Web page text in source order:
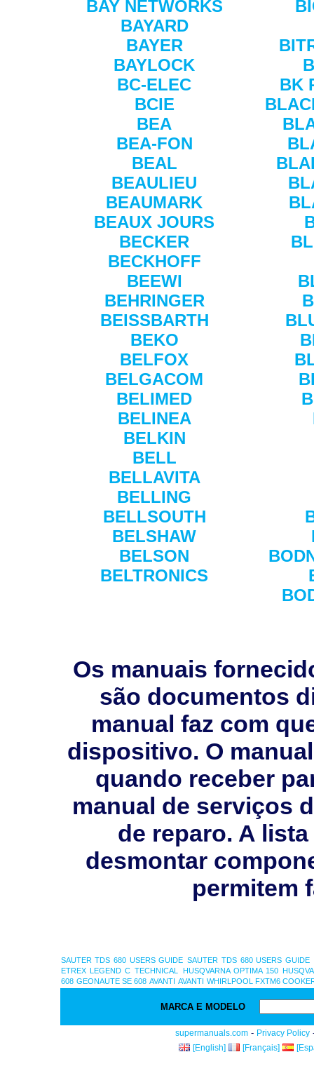
BAY NETWORKS
BAYARD
BAYER
BAYLOCK
BC-ELEC
BCIE
BEA
BEA-FON
BEAL
BEAULIEU
BEAUMARK
BEAUX JOURS
BECKER
BECKHOFF
BEEWI
BEHRINGER
BEISSBARTH
BEKO
BELFOX
BELGACOM
BELIMED
BELINEA
BELKIN
BELL
BELLAVITA
BELLING
BELLSOUTH
BELSHAW
BELSON
BELTRONICS
BK
Os manuais
são documentos
manual faz com
dispositivo. O
quando receber
manual de serviços
de reparo. A
desmontar
permitem
SAUTER TDS 680 USERS GUIDE SAUTER TDS 680 USERS GUIDE
ETREX LEGEND C TECHNICAL HUSQVARNA OPTIMA 150
608 GEONAUTE SE 608 AVANTI AVANTI WHIRLPOOL FXTM6
MARCA E MODELO
supermanuals.com - Privacy Policy
[English] [Français]